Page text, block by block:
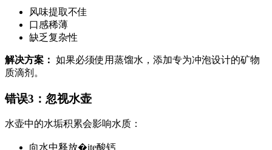
风味提取不佳
口感稀薄
缺乏复杂性
解决方案： 如果必须使用蒸馏水，添加专为冲泡设计的矿物
质滴剂。
错误3：忽视水壶
水壶中的水垢积累会影响水质：
向水中释放�ite酸钙